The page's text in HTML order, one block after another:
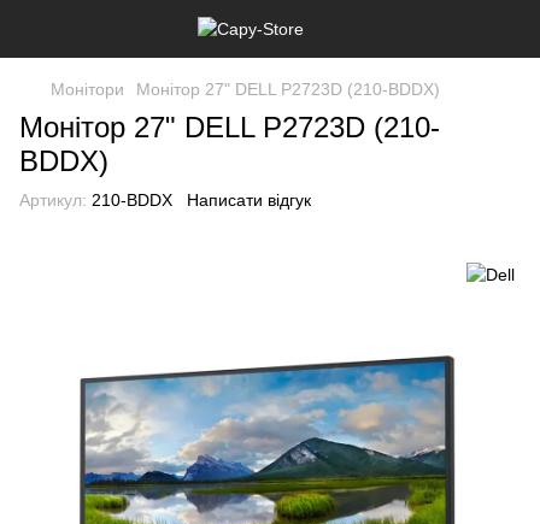
Монітори Монітор 27" DELL P2723D (210-BDDX)
Монітор 27" DELL P2723D (210-
BDDX)
Артикул: 210-BDDX Написати відгук